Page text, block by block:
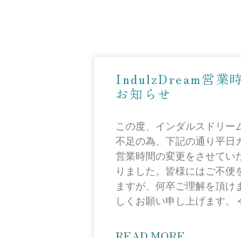
IndulzDream営業
お知らせ
この度、インダルスドリー
不足の為、下記の通り平日
営業時間の変更をさせてい
りました。皆様にはご不便
ますが、何卒ご理解を頂け
しくお願い申し上げます。